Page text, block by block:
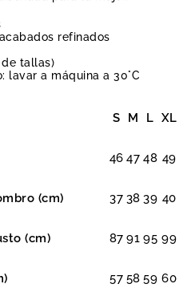
refinados
tallas)
lavar a máquina a 30°C
S M L XL
46 47 48 49
(cm) 37 38 39 40
(cm) 87 91 95 99
57 58 59 60